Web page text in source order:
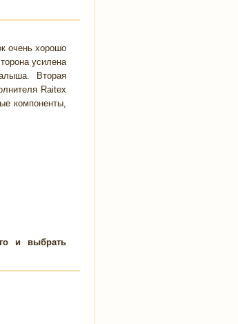
очень хорошо
усилена
Вторая
Raitex
компоненты,
и выбрать